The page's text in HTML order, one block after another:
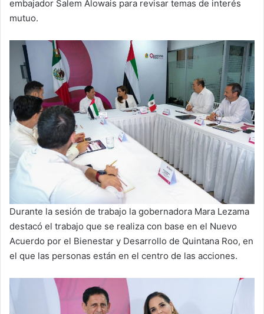
embajador Salem Alowais para revisar temas de interés
mutuo.
Durante la sesión de trabajo la gobernadora Mara Lezama
destacó el trabajo que se realiza con base en el Nuevo
Acuerdo por el Bienestar y Desarrollo de Quintana Roo, en
el que las personas están en el centro de las acciones.